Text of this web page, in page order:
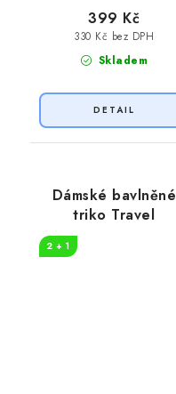
Skladem
330 Kč bez DPH
399 Kč
Dámské bavlněné
triko Travel
2 + 1